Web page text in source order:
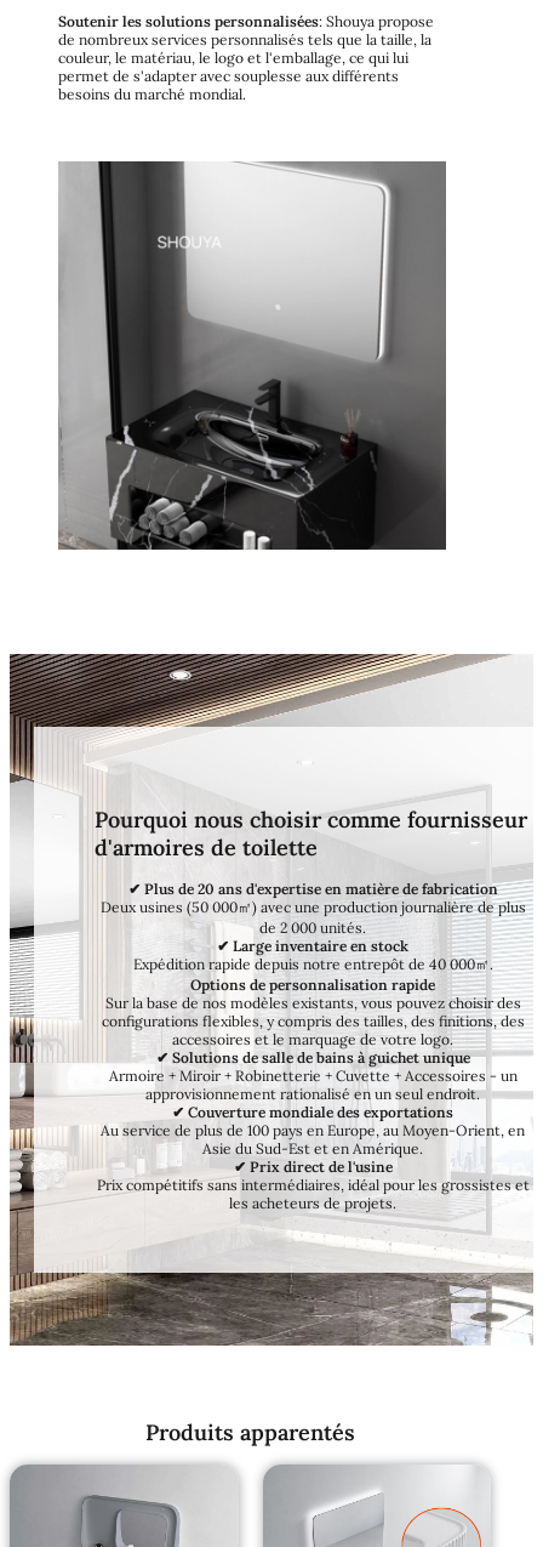
Soutenir les solutions personnalisées: Shouya propose
de nombreux services personnalisés tels que la taille, la
couleur, le matériau, le logo et l'emballage, ce qui lui
permet de s'adapter avec souplesse aux différents
besoins du marché mondial.
Pourquoi nous choisir comme fournisseur
d'armoires de toilette
✔ Plus de 20 ans d'expertise en matière de fabrication
Deux usines (50 000㎡) avec une production journalière de plus
de 2 000 unités.
✔ Large inventaire en stock
Expédition rapide depuis notre entrepôt de 40 000㎡.
Options de personnalisation rapide
Sur la base de nos modèles existants, vous pouvez choisir des
configurations flexibles, y compris des tailles, des finitions, des
accessoires et le marquage de votre logo.
✔ Solutions de salle de bains à guichet unique
Armoire + Miroir + Robinetterie + Cuvette + Accessoires - un
approvisionnement rationalisé en un seul endroit.
✔ Couverture mondiale des exportations
Au service de plus de 100 pays en Europe, au Moyen-Orient, en
Asie du Sud-Est et en Amérique.
✔ Prix direct de l'usine
Prix compétitifs sans intermédiaires, idéal pour les grossistes et
les acheteurs de projets.
Produits apparentés